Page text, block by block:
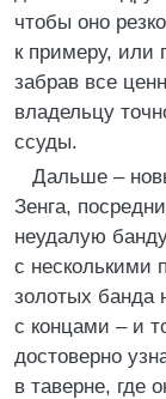
чтобы оно
к примеру, или
забрав все
владельцу
ссуды.
Дальше –
Зенга,
неудалую
с несколькими
золотых банда
с концами – и
достоверно
в таверне, где